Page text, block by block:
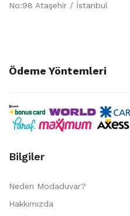
No:98 Ataşehir / İstanbul
Ödeme Yöntemleri
Bilgiler
Neden Modaduvar?
Hakkımızda